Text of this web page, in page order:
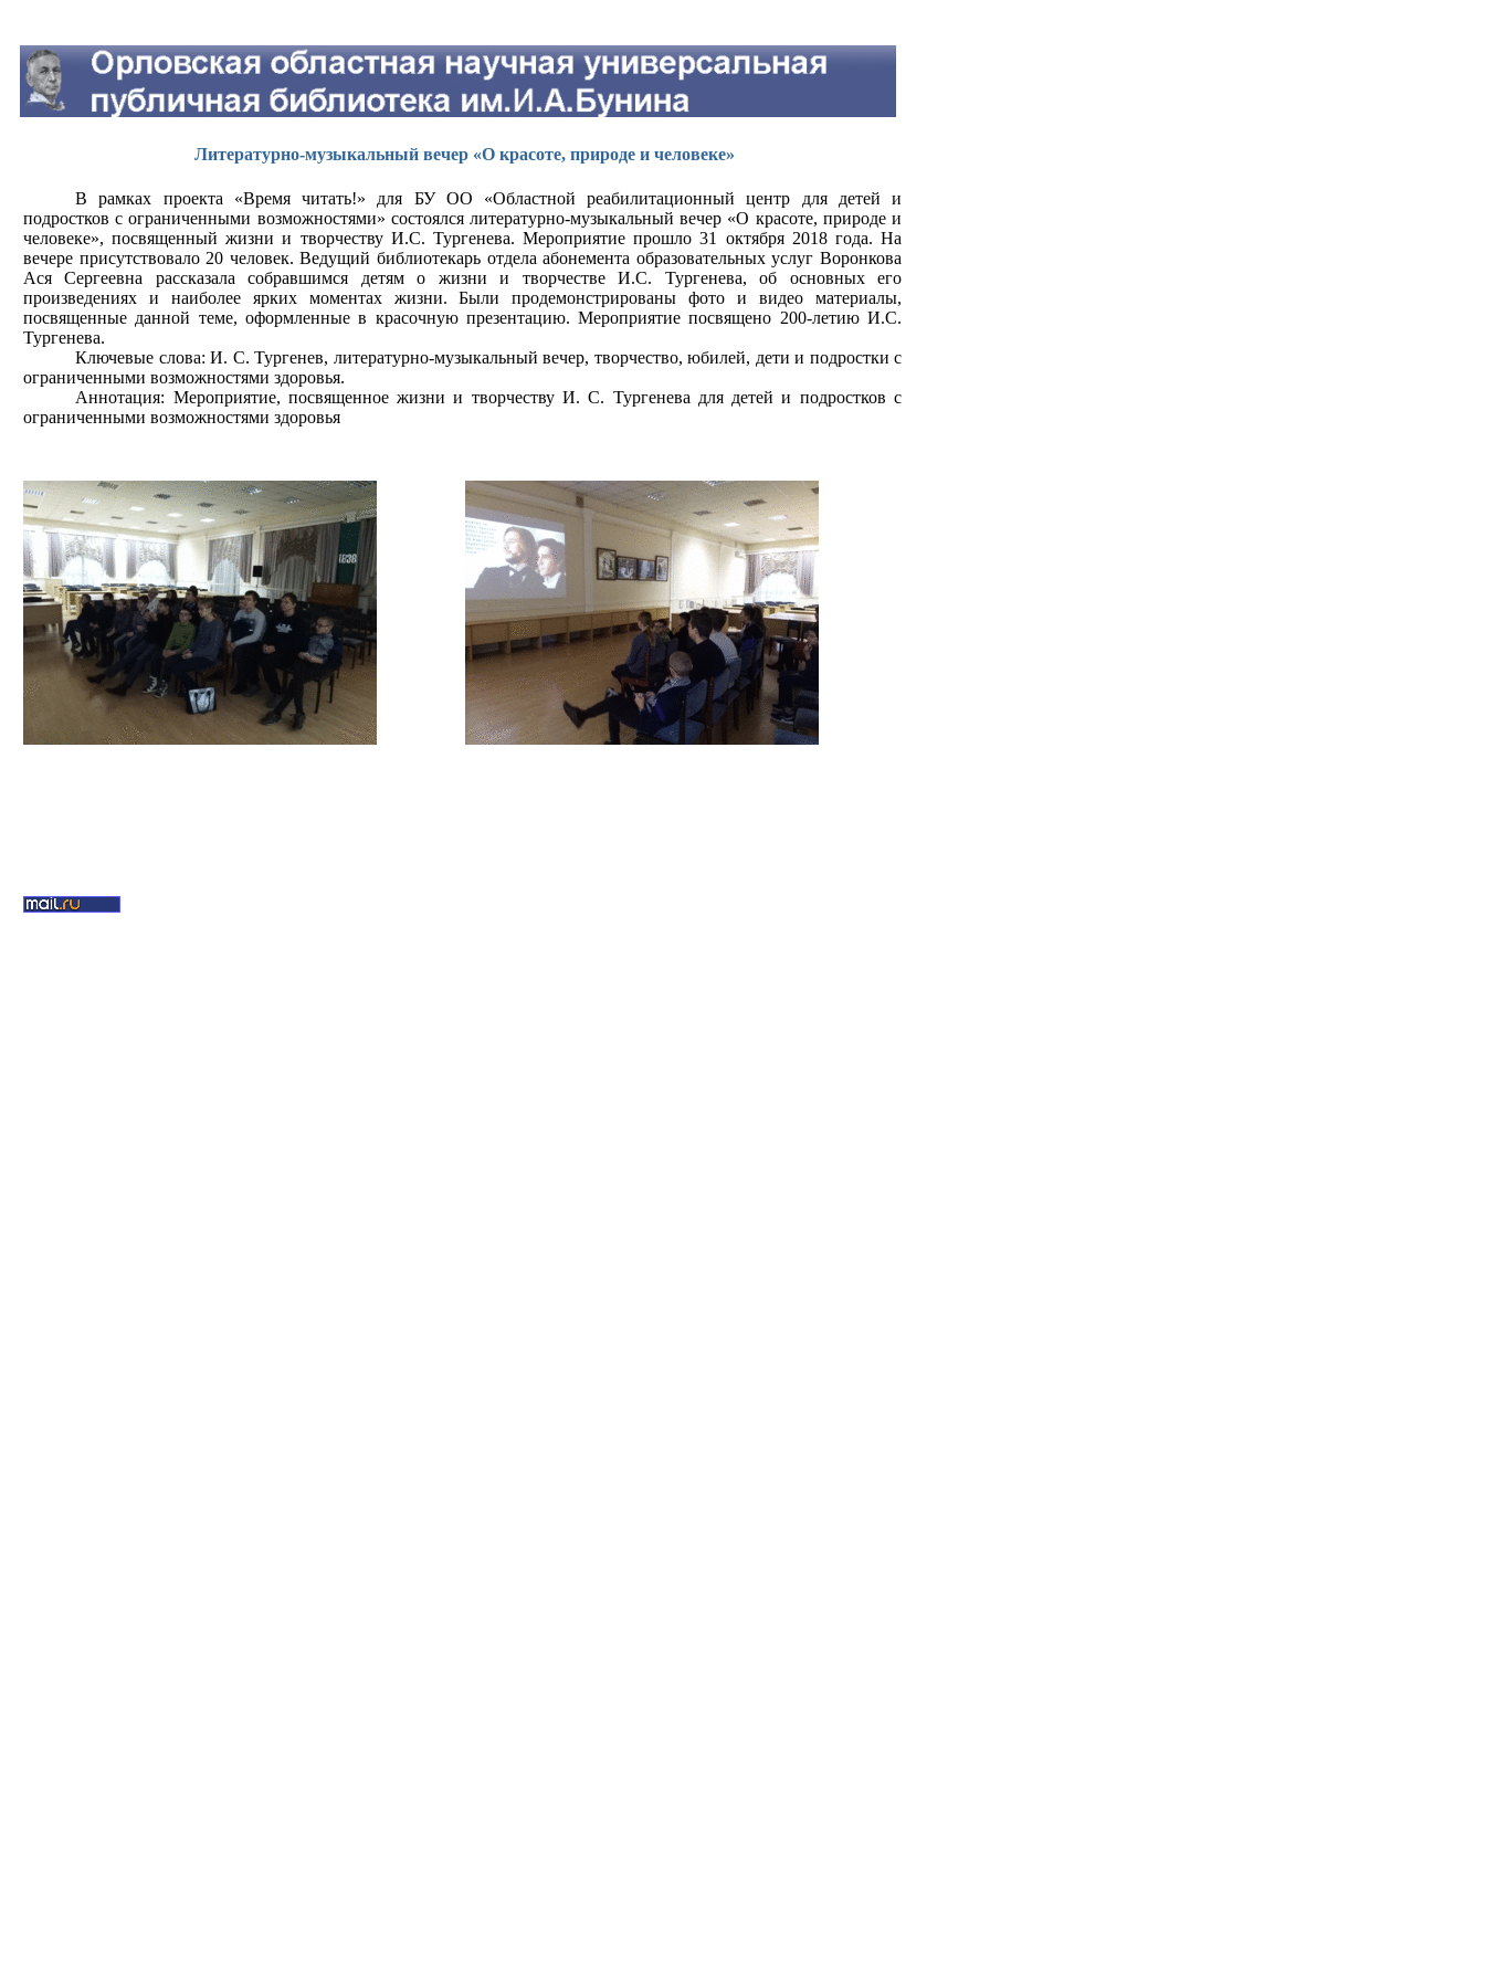
Литературно-музыкальный вечер «О красоте, природе и человеке»
В рамках проекта «Время читать!» для БУ ОО «Областной реабилитационный центр для детей и
подростков с ограниченными возможностями» состоялся литературно-музыкальный вечер «О красоте, природе и
человеке», посвященный жизни и творчеству И.С. Тургенева. Мероприятие прошло 31 октября 2018 года. На
вечере присутствовало 20 человек. Ведущий библиотекарь отдела абонемента образовательных услуг Воронкова
Ася Сергеевна рассказала собравшимся детям о жизни и творчестве И.С. Тургенева, об основных его
произведениях и наиболее ярких моментах жизни. Были продемонстрированы фото и видео материалы,
посвященные данной теме, оформленные в красочную презентацию. Мероприятие посвящено 200-летию И.С.
Тургенева.
Ключевые слова: И. С. Тургенев, литературно-музыкальный вечер, творчество, юбилей, дети и подростки с
ограниченными возможностями здоровья.
Аннотация: Мероприятие, посвященное жизни и творчеству И. С. Тургенева для детей и подростков с
ограниченными возможностями здоровья